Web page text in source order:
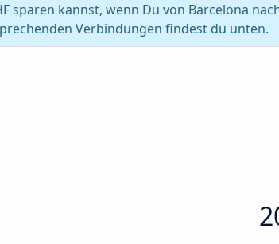
sparen kannst, wenn Du von Barcelona
Verbindungen findest du unten.